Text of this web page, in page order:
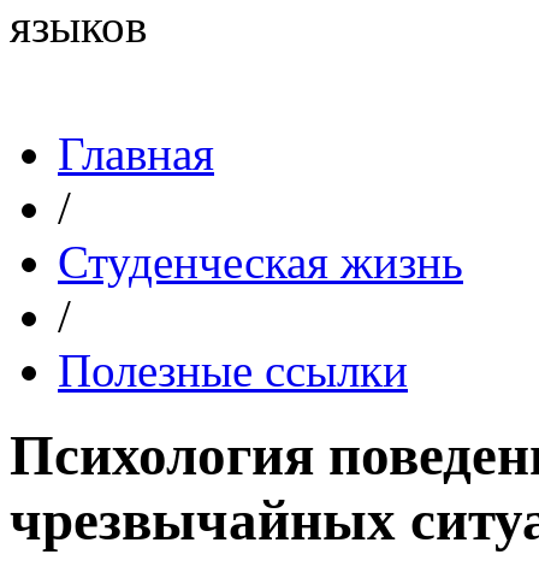
Главная
/
Студенческая жизнь
/
Полезные ссылки
Психология
чрезвычайных